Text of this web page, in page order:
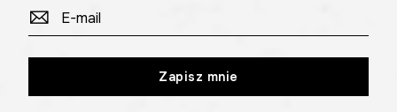
Zapisz mnie